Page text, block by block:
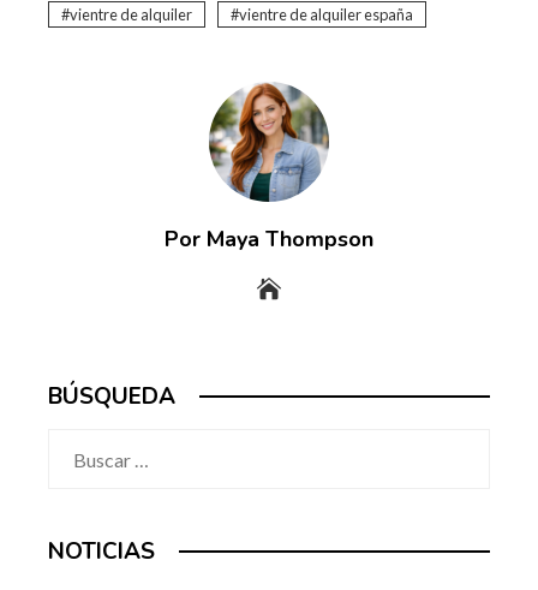
vientre de alquiler
vientre de alquiler españa
Por Maya Thompson
BÚSQUEDA
NOTICIAS